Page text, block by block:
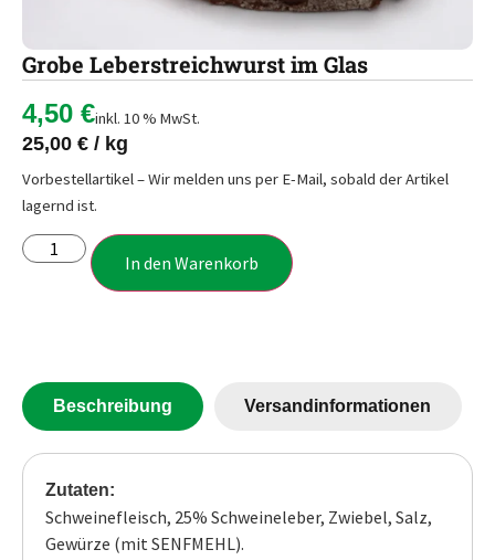
Grobe Leberstreichwurst im Glas
4,50 €inkl. 10 % MwSt.
25,00 € / kg
Vorbestellartikel – Wir melden uns per E-Mail, sobald der Artikel
lagernd ist.
In den Warenkorb
Beschreibung Versandinformationen
Zutaten:
Schweinefleisch, 25% Schweineleber, Zwiebel, Salz,
Gewürze (mit SENFMEHL).